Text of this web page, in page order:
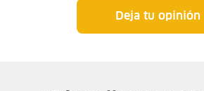
Deja tu opinión